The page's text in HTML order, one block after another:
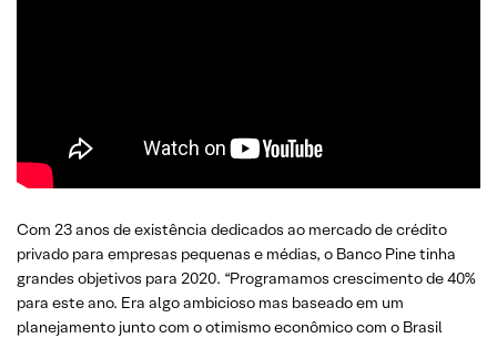
Com 23 anos de existência dedicados ao mercado de crédito
privado para empresas pequenas e médias, o Banco Pine tinha
grandes objetivos para 2020. “Programamos crescimento de 40%
para este ano. Era algo ambicioso mas baseado em um
planejamento junto com o otimismo econômico com o Brasil